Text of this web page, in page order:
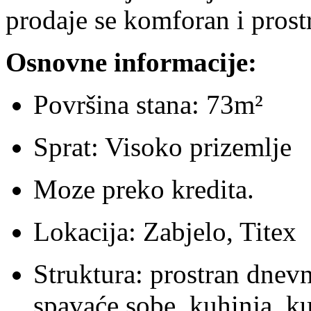
prodaje se komforan i
Osnovne informacije:
Površina stana: 73m²
Sprat: Visoko prizemlje
Moze preko kredita.
Lokacija: Zabjelo, Titex
Struktura: prostran
spavaće sobe, kuhinja,